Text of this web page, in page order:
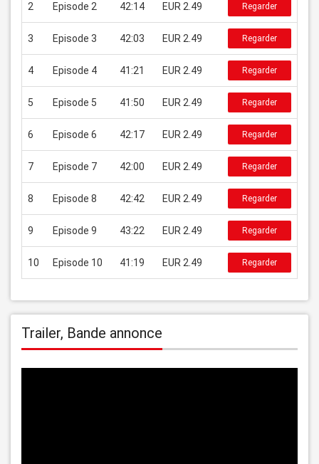
2 Episode 2 42:14 EUR 2.49 Regarder
3 Episode 3 42:03 EUR 2.49 Regarder
4 Episode 4 41:21 EUR 2.49 Regarder
5 Episode 5 41:50 EUR 2.49 Regarder
6 Episode 6 42:17 EUR 2.49 Regarder
7 Episode 7 42:00 EUR 2.49 Regarder
8 Episode 8 42:42 EUR 2.49 Regarder
9 Episode 9 43:22 EUR 2.49 Regarder
10 Episode 10 41:19 EUR 2.49 Regarder
Trailer, Bande annonce